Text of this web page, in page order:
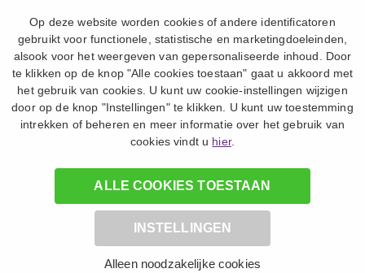
Op deze website worden cookies of andere identificatoren
gebruikt voor functionele, statistische en marketingdoeleinden,
alsook voor het weergeven van gepersonaliseerde inhoud. Door
te klikken op de knop "Alle cookies toestaan" gaat u akkoord met
het gebruik van cookies. U kunt uw cookie-instellingen wijzigen
door op de knop "Instellingen" te klikken. U kunt uw toestemming
intrekken of beheren en meer informatie over het gebruik van
cookies vindt u hier.
ALLE COOKIES TOESTAAN
INSTELLINGEN
Alleen noodzakelijke cookies
Canal+ Luxembourg S. à r.l. - Alle rechten voorbehouden.
Maatschappelijke zetel: Rue Albert Borschette 4, L-1246 Luxembourg
R.C.S. Luxembourg : B 87.905